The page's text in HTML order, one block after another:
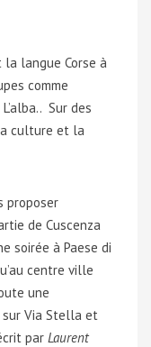
langue Corse à
comme
Sur des
culture et la
proposer
de Cuscenza
soirée à Paese di
centre ville
une
sur Via Stella et
par Laurent